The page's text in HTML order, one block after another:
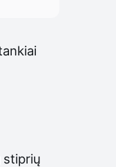
stiprių